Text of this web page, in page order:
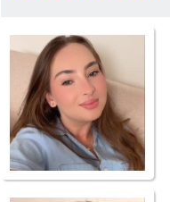
De Pitágoras à Inteligência
Marta Helena de Oliveira
Resumo Palestra:
20 de maio